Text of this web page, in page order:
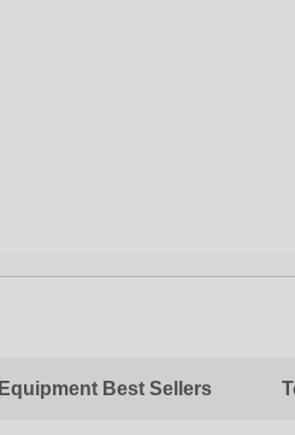
Equipment Best Sellers